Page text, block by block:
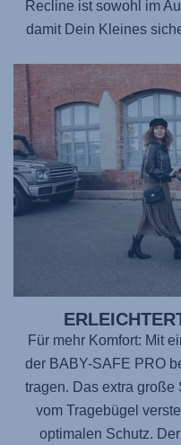
Recline ist sowohl im
damit Dein Kleines
Für mehr Komfort: Mit
der BABY-SAFE PRO
tragen. Das extra
vom Tragebügel
optimalen Schutz.